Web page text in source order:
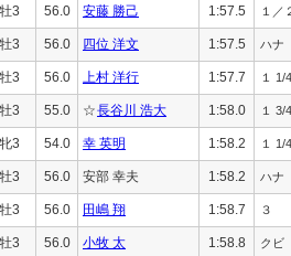
牡3 56.0 安藤 勝己 1:57.5 １／
牡3 56.0 四位 洋文 1:57.5 ハナ
牡3 56.0 上村 洋行 1:57.7 １ 1/4
牡3 55.0 ☆長谷川 浩大 1:58.0 １ 3/4
牝3 54.0 幸 英明 1:58.2 １ 1/4
牡3 56.0 安部 幸夫 1:58.2 ハナ
牡3 56.0 田嶋 翔 1:58.7 ３
牡3 56.0 小牧 太 1:58.8 クビ